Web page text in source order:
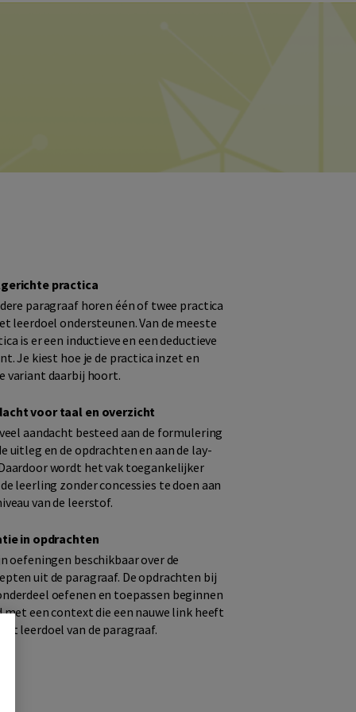
practica
paragraaf horen één of twee practica
leerdoel ondersteunen. Van de meeste
is er een inductieve en een deductieve
Je kiest hoe je de practica inzet en
variant daarbij hoort.
voor taal en overzicht
aandacht besteed aan de formulering
uitleg en de opdrachten en aan de lay-
wordt het vak toegankelijker
leerling zonder concessies te doen aan
van de leerstof.
in opdrachten
oefeningen beschikbaar over de
uit de paragraaf. De opdrachten bij
oefenen en toepassen beginnen
een context die een nauwe link heeft
leerdoel van de paragraaf.